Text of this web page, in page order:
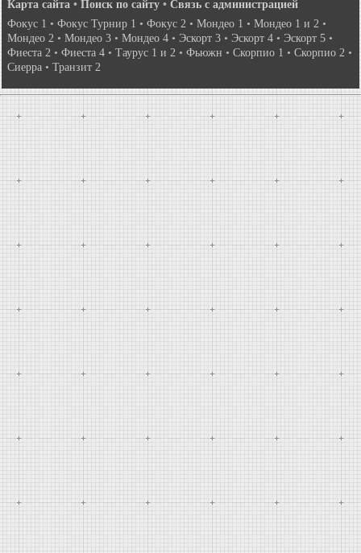
Карта сайта • Поиск по сайту • Связь с администрацией
Фокус 1 • Фокус Турнир 1 • Фокус 2 • Мондео 1 • Мондео 1 и 2 •
Мондео 2 • Мондео 3 • Мондео 4 • Эскорт 3 • Эскорт 4 • Эскорт 5 •
Фиеста 2 • Фиеста 4 • Таурус 1 и 2 • Фьюжн • Скорпио 1 • Скорпио 2 •
Сиерра • Транзит 2